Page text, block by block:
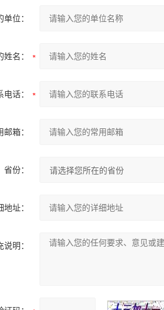
单位：
姓名：
电话：
邮箱：
省份：
地址：
说明：